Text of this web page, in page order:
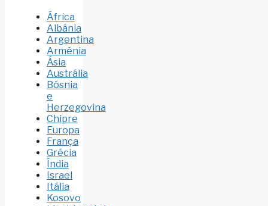
África
Albânia
Argentina
Arménia
Ásia
Austrália
Bósnia
e
Herzegovina
Chipre
Europa
França
Grécia
Índia
Israel
Itália
Kosovo